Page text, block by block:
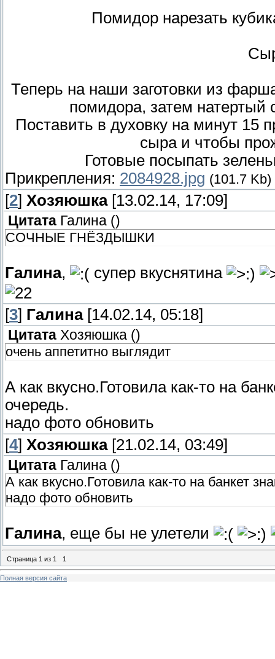
Помидор нарезать
Теперь на наши заготовки из
помидора, затем натертый
Поставить в духовку на минут 15
сыра и чтобы
Готовые посыпать
Прикрепления: 2084928.jpg (101.7 Kb)
[2] Хозяюшка[13.02.14, 17:09]
Цитата Галина ()
СОЧНЫЕ ГНЁЗДЫШКИ
Галина, супер вкуснятина
[3] Галина[14.02.14, 05:18]
Цитата Хозяюшка ()
очень аппетитно выглядит
А как вкусно.Готовила как-то на
очередь.
надо фото обновить
[4] Хозяюшка[21.02.14, 03:49]
Цитата Галина ()
А как вкусно.Готовила как-то на банкет
надо фото обновить
Галина, еще бы не улетели
Страница 1 из 1 1
Полная версия сайта